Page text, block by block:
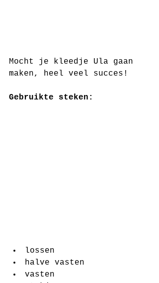
Mocht je kleedje Ula gaan
maken, heel veel succes!
Gebruikte steken:
lossen
halve vasten
vasten